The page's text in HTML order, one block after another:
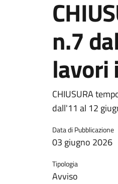
n.7
lavori
CHIUSURA
dall'11 al 12
Data di Pubblicazione
03 giugno 2026
Tipologia
Avviso